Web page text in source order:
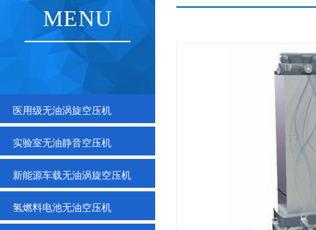
MENU
医用级无油涡旋空压机
实验室无油静音空压机
新能源车载无油涡旋空压机
氢燃料电池无油空压机